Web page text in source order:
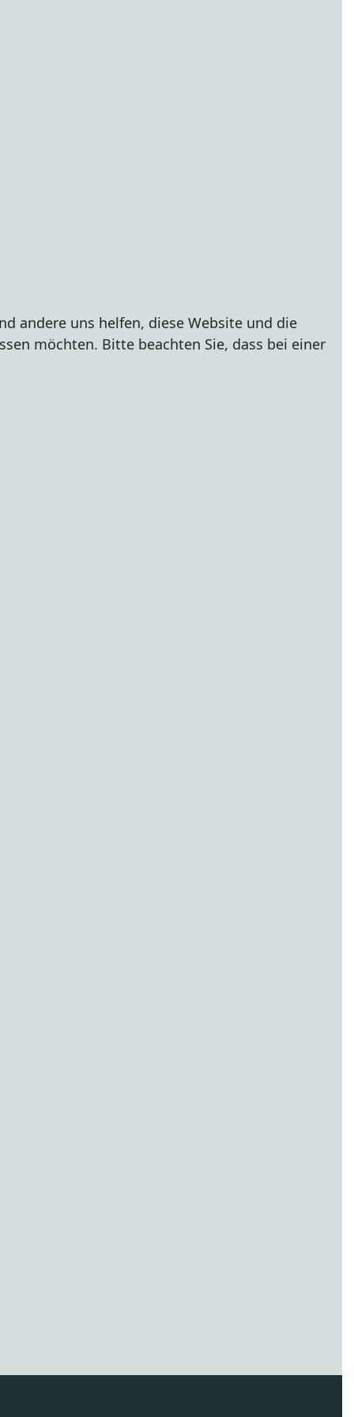
andere uns helfen, diese Website und die
möchten. Bitte beachten Sie, dass bei einer